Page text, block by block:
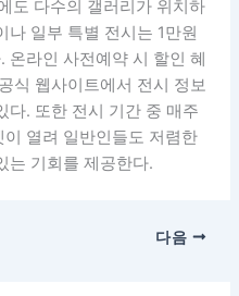
도 다수의 갤러리가 위치하
나 일부 특별 전시는 1만원
온라인 사전예약 시 할인 혜
식 웹사이트에서 전시 정보
다. 또한 전시 기간 중 매주
열려 일반인들도 저렴한
는 기회를 제공한다.
다음